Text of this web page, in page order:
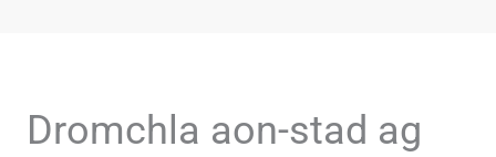
Dromchla aon-stad ag